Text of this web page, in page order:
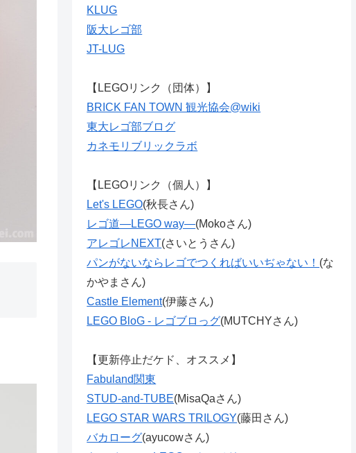
KLUG
阪大レゴ部
JT-LUG
【LEGOリンク（団体）】
BRICK FAN TOWN 観光協会@wiki
東大レゴ部ブログ
カネモリブリックラボ
【LEGOリンク（個人）】
Let's LEGO(秋長さん)
レゴ道―LEGO way―(Mokoさん)
アレゴレNEXT(さいとうさん)
パンがないならレゴでつくればいいぢゃない！ (な
かやまさん)
Castle Element(伊藤さん)
LEGO BloG - レゴブロっグ(MUTCHYさん)
【更新停止だケド、オススメ】
Fabuland関東
STUD-and-TUBE(MisaQaさん)
LEGO STAR WARS TRILOGY(藤田さん)
バカローグ(ayucowさん)